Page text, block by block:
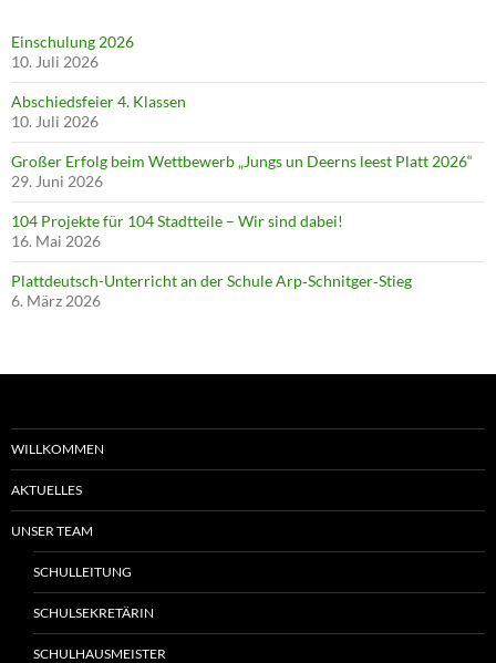
Einschulung 2026
10. Juli 2026
Abschiedsfeier 4. Klassen
10. Juli 2026
Großer Erfolg beim Wettbewerb „Jungs un Deerns leest Platt 2026“
29. Juni 2026
104 Projekte für 104 Stadtteile – Wir sind dabei!
16. Mai 2026
Plattdeutsch-Unterricht an der Schule Arp‑Schnitger‑Stieg
6. März 2026
WILLKOMMEN
AKTUELLES
UNSER TEAM
SCHULLEITUNG
SCHULSEKRETÄRIN
SCHULHAUSMEISTER